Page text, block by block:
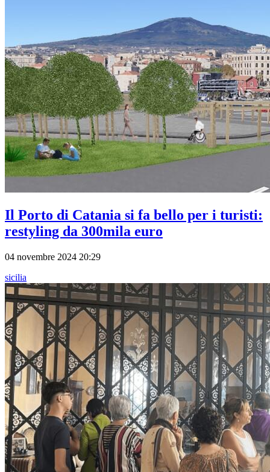
Il Porto di Catania si fa bello per i turisti:
restyling da 300mila euro
04 novembre 2024 20:29
sicilia